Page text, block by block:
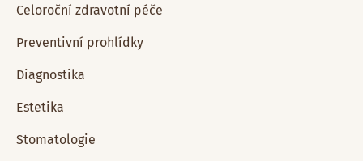
Celoroční zdravotní péče
Preventivní prohlídky
Diagnostika
Estetika
Stomatologie